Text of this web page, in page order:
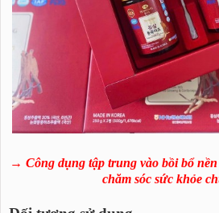
→ Công dụng tập trung vào bồi bổ
chăm sóc sức khỏe